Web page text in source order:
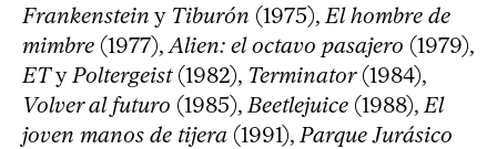
Frankenstein y Tiburón (1975),El hombre de
mimbre (1977),Alien: el octavo pasajero (1979),
ETyPoltergeist(1982), Terminator(1984),
Volver al futuro (1985),Beetlejuice (1988),El
joven manos de tijera (1991),Parque Jurásico